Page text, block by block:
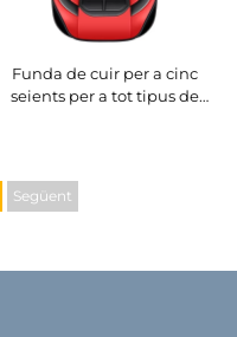
Funda de cuir per a cinc
seients per a tot tipus de
Següent